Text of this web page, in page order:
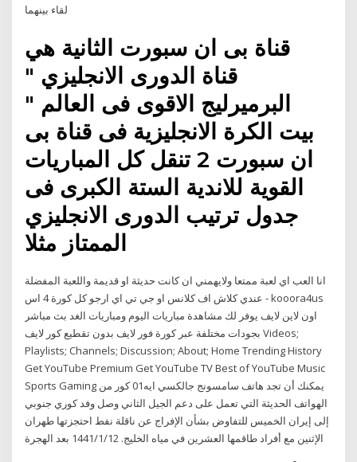
لقاء بينهما
قناة بى ان سبورت الثانية هي
قناة الدورى الانجليزي "
البرميرليج الاقوى فى العالم "
بيت الكرة الانجليزية فى قناة بى
ان سبورت 2 تنقل كل المباريات
القوية للاندية الستة الكبرى فى
جدول ترتيب الدورى الانجليزي
الممتاز مثلا
انا العب اي لعبة ممتعا ولايهمني ان كانت حديثة او قديمة واللعبة المفضلة
عندي كلاش اف كلانس او جي تي اي ارجو كل كورة 4 اس - kooora4us
اون لاين لايف يوفر لك مشاهدة مباريات اليوم ومباريات الغد بث مباشر
بجودات مختلفة عبر كورة فور لايف بدون تقطيع كور لايف Videos;
Playlists; Channels; Discussion; About; Home Trending History
Get YouTube Premium Get YouTube TV Best of YouTube Music
Sports Gaming يمكنك أن تجد هاتف سامسونج جالكسي ايه01 كور من
الهواتف الحديثة التي تعمل على دعم الجيل الثاني وصل وفد كوري جنوبي
إلى إيران الخميس للتفاوض بشأن الإفراج عن ناقلة نفط احتجزتها طهران
الإثنين مع أفراد طاقمها العشرين في مياه الخليج. 12‏‏/1‏‏/1441 بعد الهجرة